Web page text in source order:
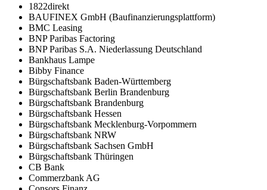
1822direkt
BAUFINEX GmbH (Baufinanzierungsplattform)
BMC Leasing
BNP Paribas Factoring
BNP Paribas S.A. Niederlassung Deutschland
Bankhaus Lampe
Bibby Finance
Bürgschaftsbank Baden-Württemberg
Bürgschaftsbank Berlin Brandenburg
Bürgschaftsbank Brandenburg
Bürgschaftsbank Hessen
Bürgschaftsbank Mecklenburg-Vorpommern
Bürgschaftsbank NRW
Bürgschaftsbank Sachsen GmbH
Bürgschaftsbank Thüringen
CB Bank
Commerzbank AG